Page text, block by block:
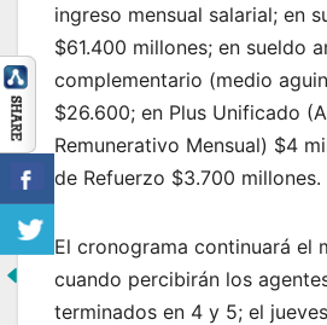
ingreso mensual salarial; en
$61.400 millones; en sueldo
complementario (medio
$26.600; en Plus Unificado
Remunerativo Mensual) $4
de Refuerzo $3.700 millones.
El cronograma continuará el
cuando percibirán los
terminados en 4 y 5; el